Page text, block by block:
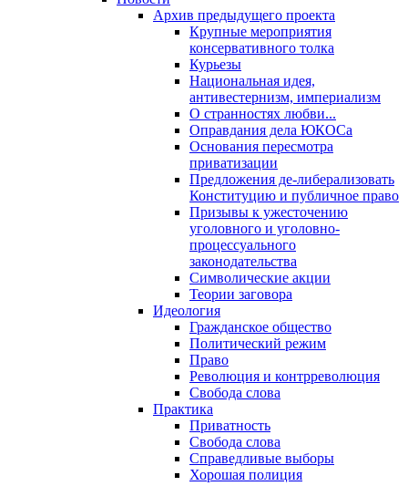
Архив предыдущего проекта
Крупные мероприятия
консервативного толка
Курьезы
Национальная идея,
антивестернизм, империализм
О странностях любви...
Оправдания дела ЮКОСа
Основания пересмотра
приватизации
Предложения де-либерализовать
Конституцию и публичное право
Призывы к ужесточению
уголовного и уголовно-
процессуального
законодательства
Символические акции
Теории заговора
Идеология
Гражданское общество
Политический режим
Право
Революция и контрреволюция
Свобода слова
Практика
Приватность
Свобода слова
Справедливые выборы
Хорошая полиция